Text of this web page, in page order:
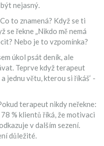
nejasný.
to znamená? Když se ti
se řekne „Nikdo mě nemá
Nebo je to vzpomínka?
úkol psát deník, ale
Teprve když terapeut
jednu větu, kterou si říkáš‘ -
terapeut nikdy neřekne:
% klientů říká, že motivaci
v dalším sezení.
důležité.